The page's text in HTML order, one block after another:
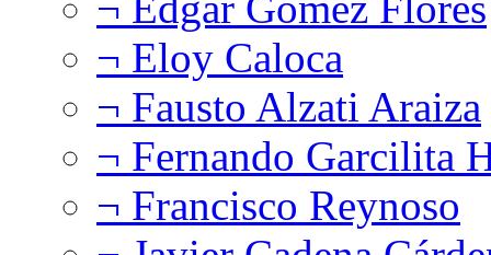
¬ Eloy Caloca
¬ Fausto Alzati Araiza
¬ Fernando Garcilita
¬ Francisco Reynoso